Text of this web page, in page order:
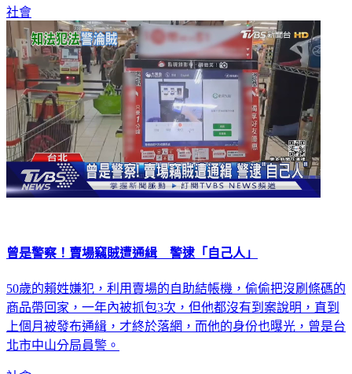
社會
曾是警察！賣場竊賊遭通緝 警逮「自己人」
50歲的賴姓嫌犯，利用賣場的自助結帳機，偷偷把沒刷條碼的
商品帶回家，一年內被抓包3次，但他都沒有到案說明，直到
上個月被發布通緝，才終於落網，而他的身份也曝光，曾是台
北市中山分局員警。